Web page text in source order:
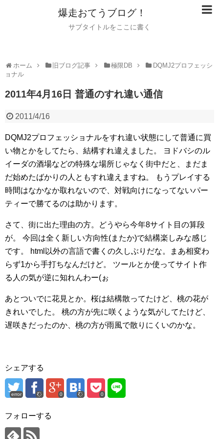
爆走おてうブログ！
サブタイトルをここに書く
ホーム 旧ブログ記事 極限DB
DQMJ2プロフェッシ
ョナル
2011年4月16日 普通のすれ違い通信
2011/4/16
DQMJ2プロフェッショナルをすれ違い状態にして普通に買
い物とかをしてたら、結構すれ違えました。
ヨドバシのル
イーダの酒場などの特殊な場所じゃなく街中だと、まだま
だ始めたばかりの人ともすれ違えますね。
もうプレイする
時間はなかなか取れないので、対戦向けになってないパー
ティーで勝てるのは助かります。
さて、街に出た理由の方。どうやら今年8サイト目の算段
が。
今回は全く新しい方向性(またか)で結構楽しみな感じ
です。
html以外の言語で書くの久しぶりだな。まあ相変わ
らず1から手打ちなんだけど。
ツールとか使ってサイト作
る人の気が逆に知れんわー(ぉ
あとついでに花見とか。桜は結構散ってたけど、桃の花が
きれいでした。
桃の方が先に咲くような気がしてたけど、
遅咲きだったのか、桃の方が雨風で散りにくいのかな。
シェアする
error 0 0
フォローする